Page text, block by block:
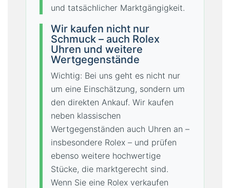
und tatsächlicher Marktgängigkeit.
Wir kaufen nicht nur
Schmuck – auch Rolex
Uhren und weitere
Wertgegenstände
Wichtig: Bei uns geht es nicht nur
um eine Einschätzung, sondern um
den direkten Ankauf. Wir kaufen
neben klassischen
Wertgegenständen auch Uhren an –
insbesondere Rolex – und prüfen
ebenso weitere hochwertige
Stücke, die marktgerecht sind.
Wenn Sie eine Rolex verkaufen